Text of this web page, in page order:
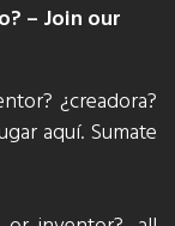
– Join our
¿creadora?
aquí. Sumate